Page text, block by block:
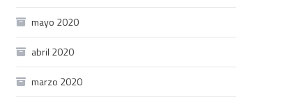
mayo 2020
abril 2020
marzo 2020